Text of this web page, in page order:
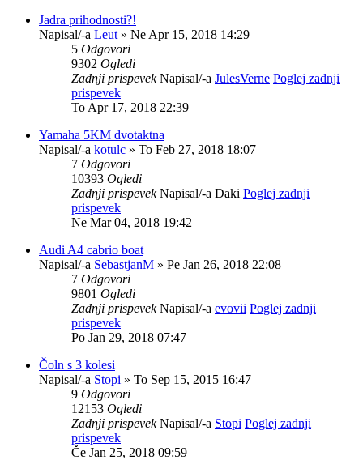
Jadra prihodnosti?!
Napisal/-a Leut » Ne Apr 15, 2018 14:29
5 Odgovori
9302 Ogledi
Zadnji prispevekNapisal/-a JulesVerne Poglej zadnji
prispevek
To Apr 17, 2018 22:39
Yamaha 5KM dvotaktna
Napisal/-a kotulc » To Feb 27, 2018 18:07
7 Odgovori
10393 Ogledi
Zadnji prispevekNapisal/-a Daki Poglej zadnji
prispevek
Ne Mar 04, 2018 19:42
Audi A4 cabrio boat
Napisal/-a SebastjanM » Pe Jan 26, 2018 22:08
7 Odgovori
9801 Ogledi
Zadnji prispevekNapisal/-a evovii Poglej zadnji
prispevek
Po Jan 29, 2018 07:47
Čoln s 3 kolesi
Napisal/-a Stopi » To Sep 15, 2015 16:47
9 Odgovori
12153 Ogledi
Zadnji prispevekNapisal/-a Stopi Poglej zadnji
prispevek
Če Jan 25, 2018 09:59